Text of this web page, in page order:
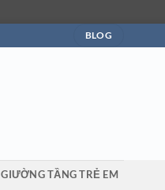
BLOG
GIƯỜNG TẦNG TRẺ EM